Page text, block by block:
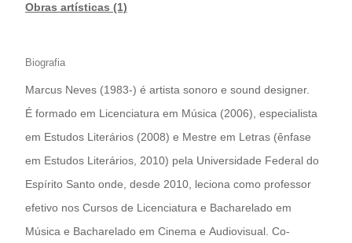
Obras artísticas (1)
Biografia
Marcus Neves (1983-) é artista sonoro e sound designer.
É formado em Licenciatura em Música (2006), especialista
em Estudos Literários (2008) e Mestre em Letras (ênfase
em Estudos Literários, 2010) pela Universidade Federal do
Espírito Santo onde, desde 2010, leciona como professor
efetivo nos Cursos de Licenciatura e Bacharelado em
Música e Bacharelado em Cinema e Audiovisual. Co-